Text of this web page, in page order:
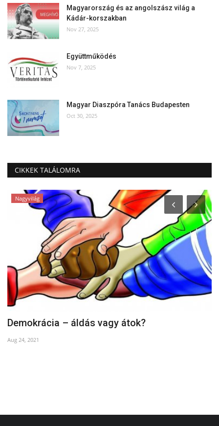
Magyarország és az angolszász világ a
Kádár-korszakban
Nov 27, 2025
Együttműködés
Nov 7, 2025
Magyar Diaszpóra Tanács Budapesten
Oct 30, 2025
CIKKEK TALÁLOMRA
Nagyvilág
Demokrácia – áldás vagy átok?
Aug 24, 2021